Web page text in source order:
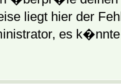
liegt hier der
es